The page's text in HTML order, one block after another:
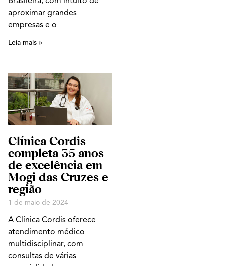
aproximar grandes
empresas e o
Leia mais »
Clínica Cordis
completa 35 anos
de excelência em
Mogi das Cruzes e
região
1 de maio de 2024
A Clínica Cordis oferece
atendimento médico
multidisciplinar, com
consultas de várias